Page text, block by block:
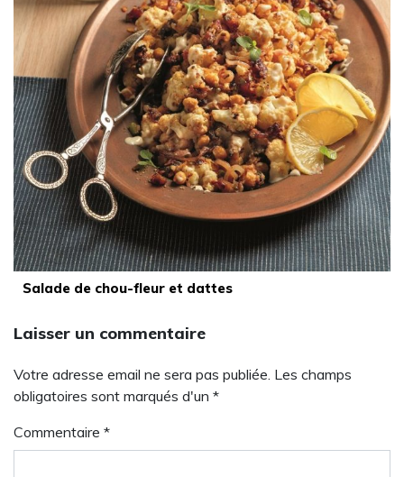
Salade de chou-fleur et dattes
Laisser un commentaire
Votre adresse email ne sera pas publiée. Les champs
obligatoires sont marqués d'un *
Commentaire *